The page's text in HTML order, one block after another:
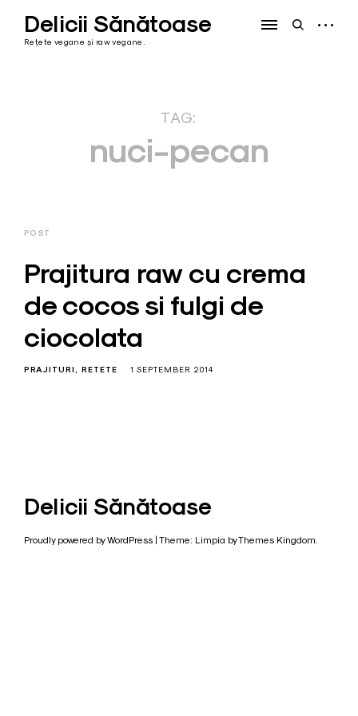
contentDelicii Sănătoase
Rețete vegane și raw vegane.
openopen
TAG:
nuci-pecan
POST
Prajitura raw cu crema
de cocos si fulgi de
ciocolata
PRAJITURI RETETE 1 SEPTEMBER 2014
Delicii Sănătoase
Proudly powered by WordPress | Theme: Limpia byThemes Kingdom